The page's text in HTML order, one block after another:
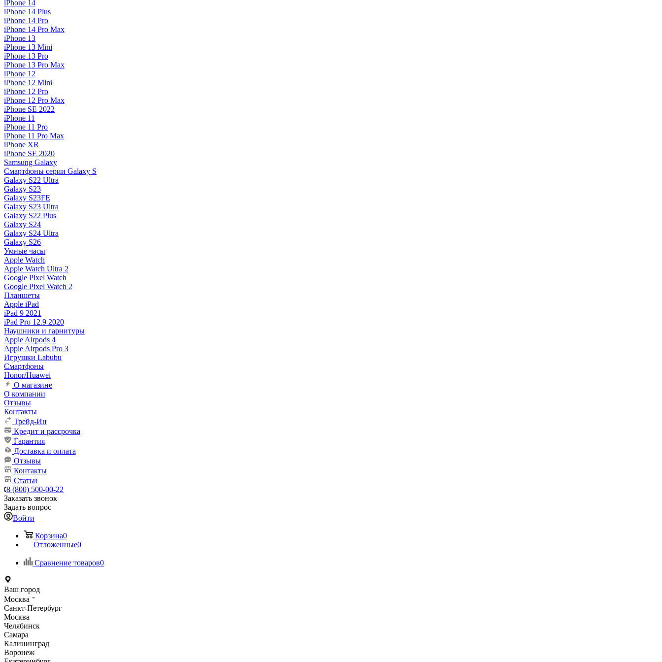
iPhone 14
iPhone 14 Plus
iPhone 14 Pro
iPhone 14 Pro Max
iPhone 13
iPhone 13 Mini
iPhone 13 Pro
iPhone 13 Pro Max
iPhone 12
iPhone 12 Mini
iPhone 12 Pro
iPhone 12 Pro Max
iPhone SE 2022
iPhone 11
iPhone 11 Pro
iPhone 11 Pro Max
iPhone XR
iPhone SE 2020
Samsung Galaxy
Смартфоны серии Galaxy S
Galaxy S22 Ultra
Galaxy S23
Galaxy S23FE
Galaxy S23 Ultra
Galaxy S22 Plus
Galaxy S24
Galaxy S24 Ultra
Galaxy S26
Умные часы
Apple Watch
Apple Watch Ultra 2
Google Pixel Watch
Google Pixel Watch 2
Планшеты
Apple iPad
iPad 9 2021
iPad Pro 12.9 2020
Наушники и гарнитуры
Apple Airpods 4
Apple Airpods Pro 3
Игрушки Labubu
Смартфоны
Honor/Huawei
О магазине
О компании
Отзывы
Контакты
Трейд-Ин
Кредит и рассрочка
Гарантия
Доставка и оплата
Отзывы
Контакты
Статьи
8 (800) 500-00-22
Заказать звонок
Задать вопрос
Войти
Корзина0
Отложенные0
Сравнение товаров0
Ваш город
Москва
Санкт-Петербург
Москва
Челябинск
Самара
Калининград
Воронеж